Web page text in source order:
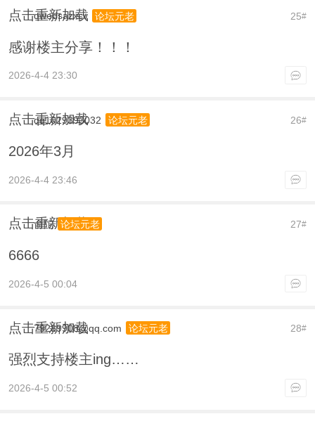
点击重新加载 25#
qwedsazxcv 论坛元老
感谢楼主分享！！！
2026-4-4 23:30
点击重新加载 26#
qq1029393032 论坛元老
2026年3月
2026-4-4 23:46
点击重新加载 27#
俞陀 论坛元老
6666
2026-4-5 00:04
点击重新加载 28#
79289908@qq.com 论坛元老
强烈支持楼主ing……
2026-4-5 00:52